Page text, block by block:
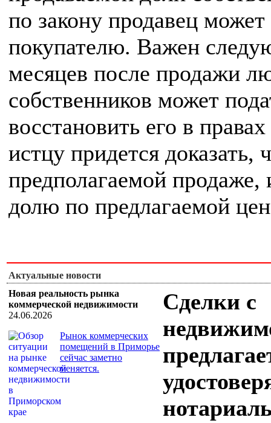
по закону продавец
покупателю. Важен
месяцев после продажи
собственников может
восстановить его в
истцу придется
предполагаемой продаже,
долю по предлагаемой
Актуальные новости
Новая реальность рынка
коммерческой недвижимости
24.06.2026
Рынок коммерческих
помещений в Приморье
сейчас заметно
меняется.
Сделки с